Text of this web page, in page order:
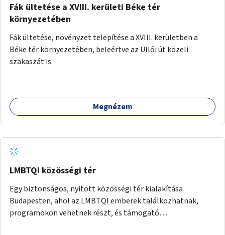
Fák ültetése a XVIII. kerületi Béke tér
környezetében
Fák ültetése, növényzet telepítése a XVIII. kerületben a
Béke tér környezetében, beleértve az Üllői út közeli
szakaszát is.
Megnézem
LMBTQI közösségi tér
Egy biztonságos, nyitott közösségi tér kialakítása
Budapesten, ahol az LMBTQI emberek találkozhatnak,
programokon vehetnek részt, és támogató